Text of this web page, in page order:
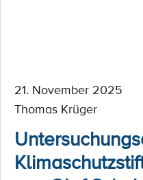
21. November 2025
Thomas Krüger